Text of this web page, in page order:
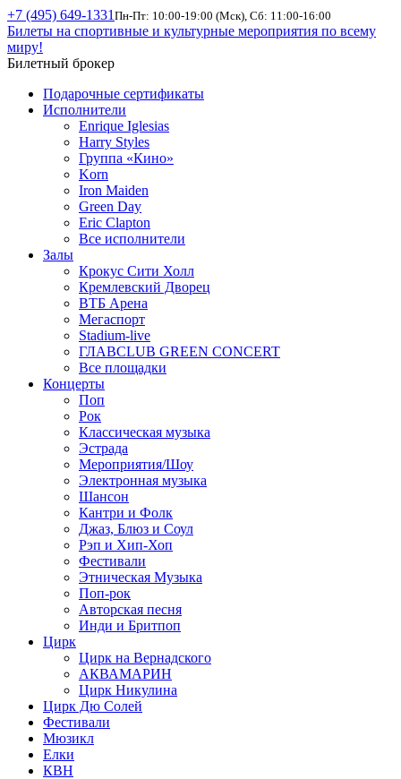
+7 (495) 649-1331 Пн-Пт: 10:00-19:00 (Мск), Сб: 11:00-16:00
Билеты на спортивные и культурные мероприятия по всему
миру!
Билетный брокер
Подарочные сертификаты
Исполнители
Enrique Iglesias
Harry Styles
Группа «Кино»
Korn
Iron Maiden
Green Day
Eric Clapton
Все исполнители
Залы
Крокус Сити Холл
Кремлевский Дворец
ВТБ Арена
Мегаспорт
Stadium-live
ГЛАВCLUB GREEN CONCERT
Все площадки
Концерты
Поп
Рок
Классическая музыка
Эстрада
Мероприятия/Шоу
Электронная музыка
Шансон
Кантри и Фолк
Джаз, Блюз и Соул
Рэп и Хип-Хоп
Фестивали
Этническая Музыка
Поп-рок
Авторская песня
Инди и Бритпоп
Цирк
Цирк на Вернадского
АКВАМАРИН
Цирк Никулина
Цирк Дю Солей
Фестивали
Мюзикл
Елки
КВН